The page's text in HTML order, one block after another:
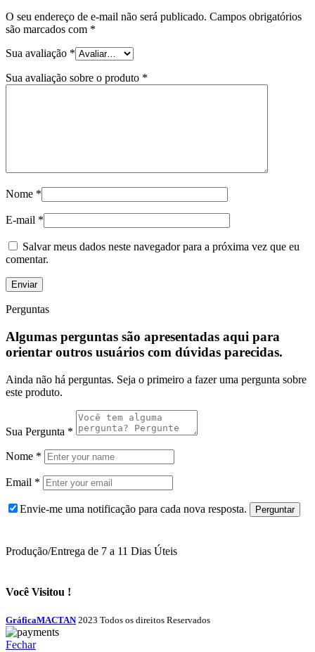
O seu endereço de e-mail não será publicado. Campos obrigatórios
são marcados com *
Sua avaliação *
Sua avaliação sobre o produto *
Nome *
E-mail *
Salvar meus dados neste navegador para a próxima vez que eu
comentar.
Perguntas
Algumas perguntas são apresentadas aqui para
orientar outros usuários com dúvidas parecidas.
Ainda não há perguntas. Seja o primeiro a fazer uma pergunta sobre
este produto.
Sua Pergunta *
Nome *
Email *
Envie-me uma notificação para cada nova resposta.
Produção/Entrega de 7 a 11 Dias Úteis
Você Visitou !
GráficaMACTAN 2023 Todos os direitos Reservados
Fechar